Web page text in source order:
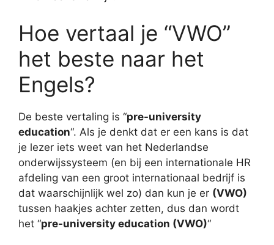
Hoe vertaal je “VWO”
het beste naar het
Engels?
De beste vertaling is “pre-university
education“. Als je denkt dat er een kans is dat
je lezer iets weet van het Nederlandse
onderwijssysteem (en bij een internationale HR
afdeling van een groot internationaal bedrijf is
dat waarschijnlijk wel zo) dan kun je er (VWO)
tussen haakjes achter zetten, dus dan wordt
het “pre-university education (VWO)“